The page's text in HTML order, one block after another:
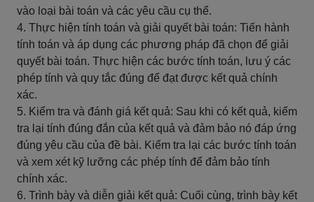
vào loại bài toán và các yêu cầu cụ thể.
4. Thực hiện tính toán và giải quyết bài toán: Tiến hành
tính toán và áp dụng các phương pháp đã chọn để giải
quyết bài toán. Thực hiện các bước tính toán, lưu ý các
phép tính và quy tắc đúng để đạt được kết quả chính
xác.
5. Kiểm tra và đánh giá kết quả: Sau khi có kết quả, kiểm
tra lại tính đúng đắn của kết quả và đảm bảo nó đáp ứng
đúng yêu cầu của đề bài. Kiểm tra lại các bước tính toán
và xem xét kỹ lưỡng các phép tính để đảm bảo tính
chính xác.
6. Trình bày và diễn giải kết quả: Cuối cùng, trình bày kết